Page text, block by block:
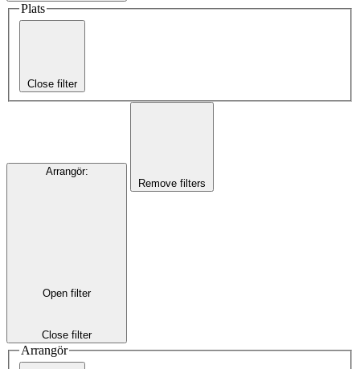
Plats
Close filter
Arrangör:
Open filter
Close filter
Remove filters
Arrangör